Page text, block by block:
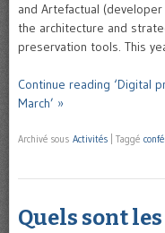
and Artefactual
the architecture and
preservation tools. This
Continue reading ‘Digital
March’ »
Archivé sous Activités Taggé
Quels sont